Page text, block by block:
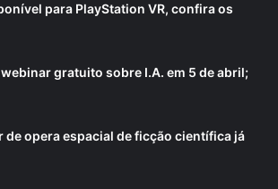
para PlayStation VR, confira os
gratuito sobre I.A. em 5 de abril;
de opera espacial de ficção científica já